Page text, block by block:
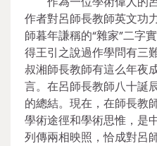
作者對呂師長教師英文功
師暮年謙稱的“雜家”二字
得王引之說過作學問有三
叔湘師長教師有這么年夜
言。在呂師長教師八十誕
的總結。現在，在師長教
學術途徑和學術思惟，是
列傳兩相映照，恰成對呂